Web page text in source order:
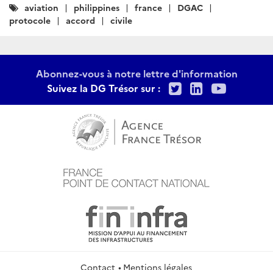
Catégories
:
aviation philippines france
DGAC
protocole
accord civile
Abonnez-vous à notre lettre d'information
Suivez la DG Trésor sur :
TwitterLinkedIn
Contact Mentions légales